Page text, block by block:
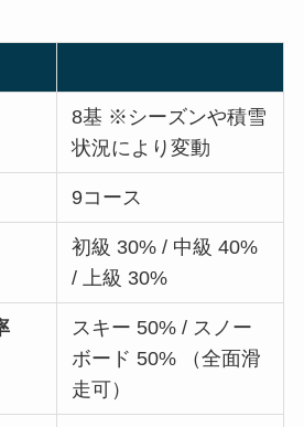
8基 ※シーズンや積雪
状況により変動
9コース
初級 30% / 中級 40%
/ 上級 30%
スキー 50% / スノー
ボード 50% （全面滑
走可）